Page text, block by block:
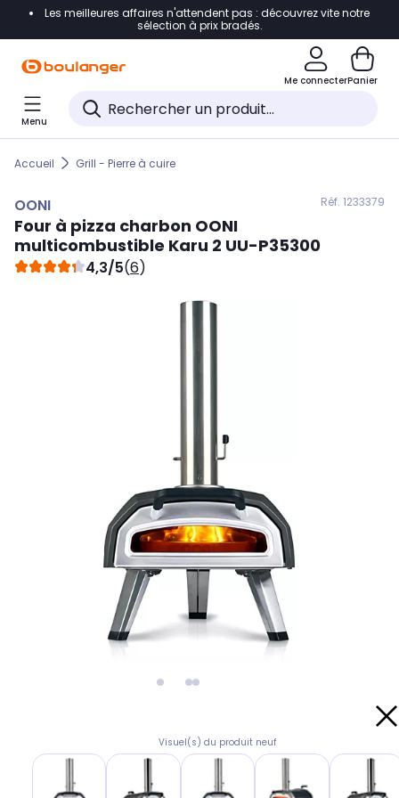
Accéder directement à la navigation
Accéder directement au pied de page
Accéder directement au chatbot
Les meilleures affaires n'attendent pas : découvrez vite notre
sélection à prix bradés.
Me connecterPanier
Menu
Accueil Grill - Pierre à cuire
OONI Réf. 1233379
Four à pizza charbon OONI
multicombustible Karu 2 UU-P35300
4,3/5(6)
Visuel(s) du produit neuf